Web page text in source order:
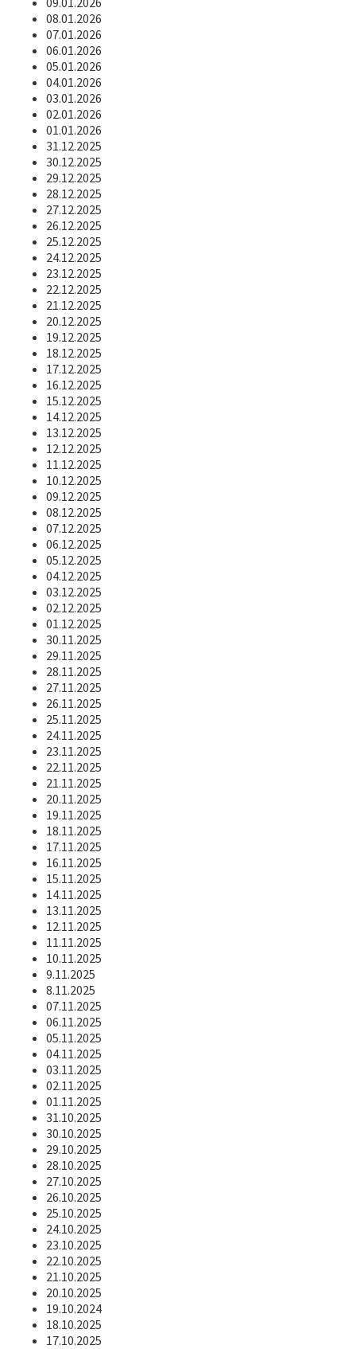
08.01.2026
07.01.2026
06.01.2026
05.01.2026
04.01.2026
03.01.2026
02.01.2026
01.01.2026
31.12.2025
30.12.2025
29.12.2025
28.12.2025
27.12.2025
26.12.2025
25.12.2025
24.12.2025
23.12.2025
22.12.2025
21.12.2025
20.12.2025
19.12.2025
18.12.2025
17.12.2025
16.12.2025
15.12.2025
14.12.2025
13.12.2025
12.12.2025
11.12.2025
10.12.2025
09.12.2025
08.12.2025
07.12.2025
06.12.2025
05.12.2025
04.12.2025
03.12.2025
02.12.2025
01.12.2025
30.11.2025
29.11.2025
28.11.2025
27.11.2025
26.11.2025
25.11.2025
24.11.2025
23.11.2025
22.11.2025
21.11.2025
20.11.2025
19.11.2025
18.11.2025
17.11.2025
16.11.2025
15.11.2025
14.11.2025
13.11.2025
12.11.2025
11.11.2025
10.11.2025
9.11.2025
8.11.2025
07.11.2025
06.11.2025
05.11.2025
04.11.2025
03.11.2025
02.11.2025
01.11.2025
31.10.2025
30.10.2025
29.10.2025
28.10.2025
27.10.2025
26.10.2025
25.10.2025
24.10.2025
23.10.2025
22.10.2025
21.10.2025
20.10.2025
19.10.2024
18.10.2025
17.10.2025